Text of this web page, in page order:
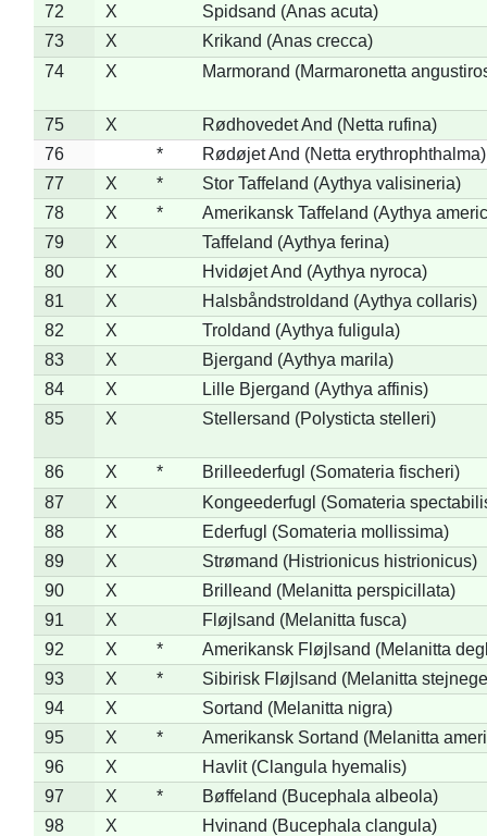
72
X
Spidsand (Anas acuta)
73
X
Krikand (Anas crecca)
74
X Marmorand (Marmaronetta
75 X
Rødhovedet And (Netta rufina)
76
*
Rødøjet And (Netta erythrophthalma)
77
X *
Stor Taffeland (Aythya valisineria)
78
X *
Amerikansk Taffeland (Aythya
79
X
Taffeland (Aythya ferina)
80
X
Hvidøjet And (Aythya nyroca)
81
X
Halsbåndstroldand (Aythya collaris)
82
X
Troldand (Aythya fuligula)
83
X
Bjergand (Aythya marila)
84
X
Lille Bjergand (Aythya affinis)
85
X Stellersand (Polysticta stelleri)
86 X *
Brilleederfugl (Somateria fischeri)
87
X
Kongeederfugl (Somateria
88
X
Ederfugl (Somateria mollissima)
89
X
Strømand (Histrionicus histrionicus)
90
X
Brilleand (Melanitta perspicillata)
91
X
Fløjlsand (Melanitta fusca)
92
X *
Amerikansk Fløjlsand (Melanitta
93
X *
Sibirisk Fløjlsand (Melanitta
94
X
Sortand (Melanitta nigra)
95
X *
Amerikansk Sortand (Melanitta
96
X
Havlit (Clangula hyemalis)
97
X *
Bøffeland (Bucephala albeola)
98
X Hvinand (Bucephala clangula)